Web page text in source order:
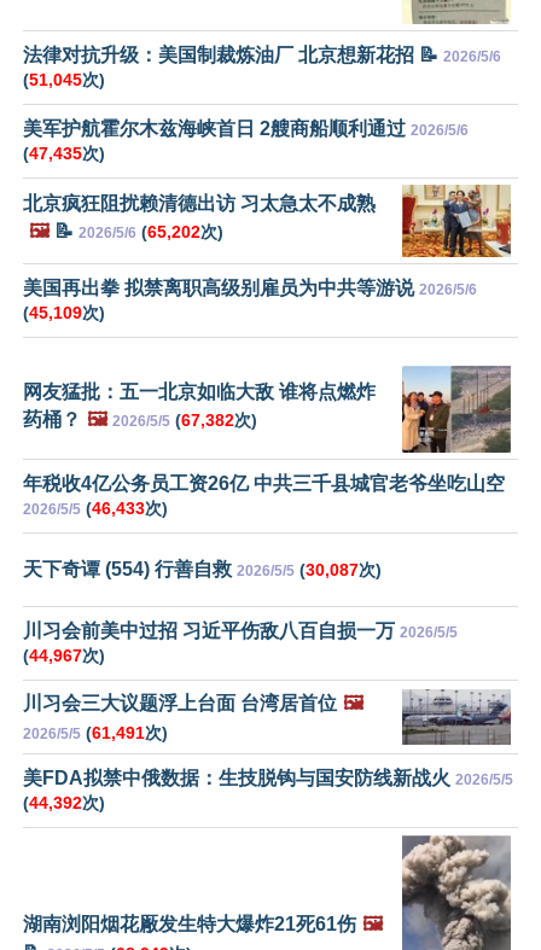
法律对抗升级：美国制裁炼油厂 北京想新花招 📝 2026/5/6
(51,045次)
美军护航霍尔木兹海峡首日 2艘商船顺利通过 2026/5/6
(47,435次)
北京疯狂阻扰赖清德出访 习太急太不成熟
🖼️📝 2026/5/6 (65,202次)
美国再出拳 拟禁离职高级别雇员为中共等游说 2026/5/6
(45,109次)
网友猛批：五一北京如临大敌 谁将点燃炸
药桶？ 🖼️ 2026/5/5 (67,382次)
年税收4亿公务员工资26亿 中共三千县城官老爷坐吃山空
2026/5/5 (46,433次)
天下奇谭 (554) 行善自救 2026/5/5 (30,087次)
川习会前美中过招 习近平伤敌八百自损一万 2026/5/5
(44,967次)
川习会三大议题浮上台面 台湾居首位 🖼️
2026/5/5 (61,491次)
美FDA拟禁中俄数据：生技脱钩与国安防线新战火 2026/5/5
(44,392次)
湖南浏阳烟花厰发生特大爆炸21死61伤 🖼️